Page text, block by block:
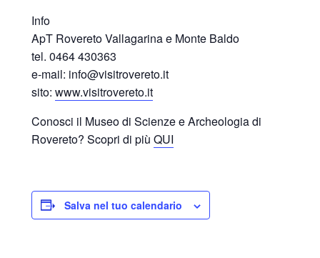
Info
ApT Rovereto Vallagarina e Monte Baldo
tel. 0464 430363
e-mail: info@visitrovereto.it
sito: www.visitrovereto.it
Conosci il Museo di Scienze e Archeologia di
Rovereto? Scopri di più QUI
Salva nel tuo calendario